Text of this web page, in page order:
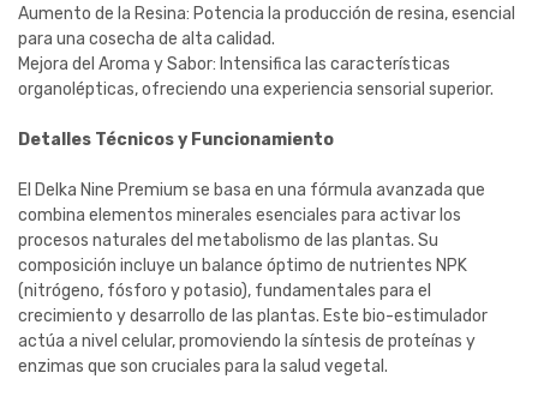
Aumento de la Resina: Potencia la producción de resina, esencial
para una cosecha de alta calidad.
Mejora del Aroma y Sabor: Intensifica las características
organolépticas, ofreciendo una experiencia sensorial superior.
Detalles Técnicos y Funcionamiento
El Delka Nine Premium se basa en una fórmula avanzada que
combina elementos minerales esenciales para activar los
procesos naturales del metabolismo de las plantas. Su
composición incluye un balance óptimo de nutrientes NPK
(nitrógeno, fósforo y potasio), fundamentales para el
crecimiento y desarrollo de las plantas. Este bio-estimulador
actúa a nivel celular, promoviendo la síntesis de proteínas y
enzimas que son cruciales para la salud vegetal.